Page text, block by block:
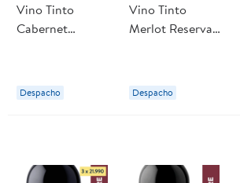
Vino Tinto
Cabernet
Casa donoso
Despacho
Vino Tinto
Merlot Reserva
Despacho